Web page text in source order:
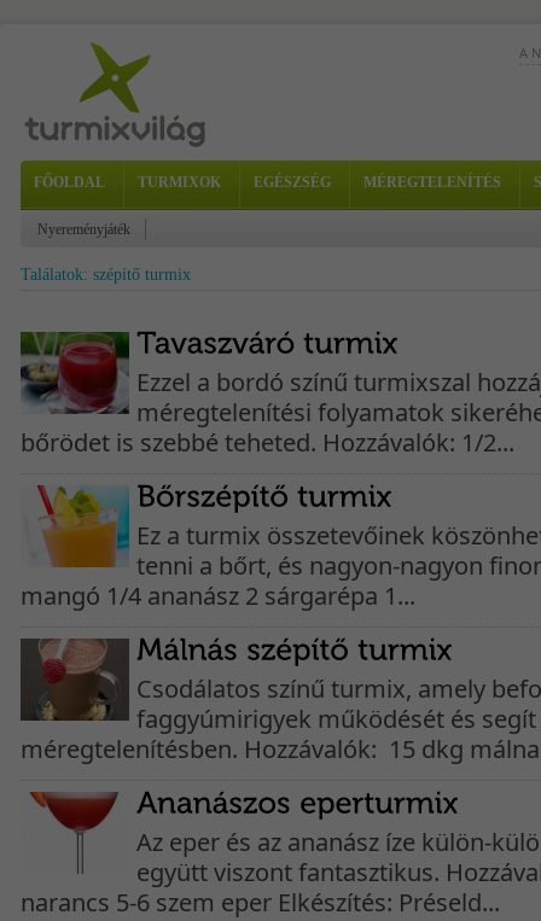
A
FŐOLDAL TURMIXOK EGÉSZSÉG MÉREGTELENÍTÉS
Nyereményjáték
Találatok: szépítő turmix
Ezzel a bordó színű turmixszal
méregtelenítési folyamatok
bőrödet is szebbé teheted. Hozzávalók: 1/2...
Ez a turmix összetevőinek
tenni a bőrt, és nagyon-nagyon
mangó 1/4 ananász 2 sárgarépa 1...
Csodálatos színű turmix, amely
faggyúmirigyek működését és segít
méregtelenítésben. Hozzávalók: 15 dkg
Az eper és az ananász íze külön-
együtt viszont fantasztikus.
narancs 5-6 szem eper Elkészítés: Préseld...